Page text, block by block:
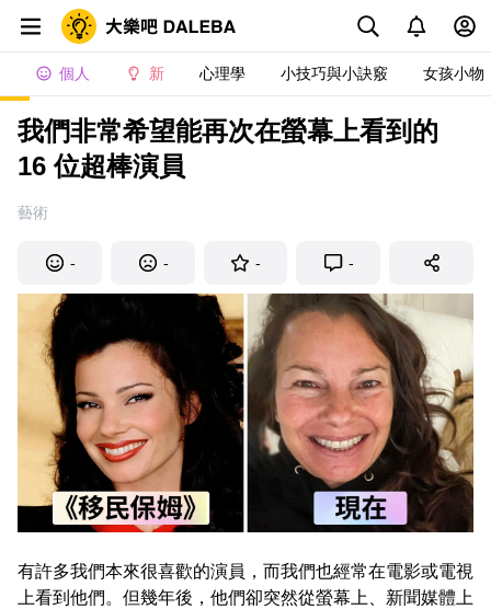
個人 新 心理學 小技巧與小訣竅 女孩小物
我們非常希望能再次在螢幕上看到的
16 位超棒演員
藝術
- - - -
有許多我們本來很喜歡的演員，而我們也經常在電影或電視
上看到他們。但幾年後，他們卻突然從螢幕上、新聞媒體上